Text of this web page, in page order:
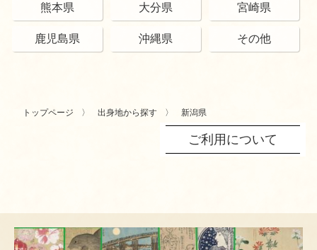
熊本県 大分県 宮崎県
鹿児島県 沖縄県 その他
トップページ 出身地から探す 新潟県
ご利用について